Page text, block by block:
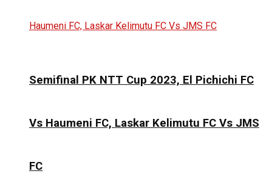
Semifinal PK NTT Cup 2023, El Pichichi FC
Vs Haumeni FC, Laskar Kelimutu FC Vs JMS
FC